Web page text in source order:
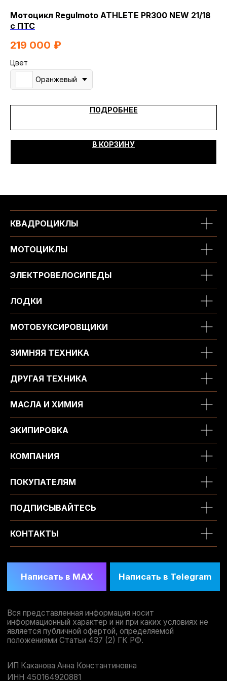
Мотоцикл Regulmoto ATHLETE PR300 NEW 21/18
с ПТС
219 000 ₽
Цвет
Оранжевый
ПОДРОБНЕЕ
В КОРЗИНУ
КВАДРОЦИКЛЫ
МОТОЦИКЛЫ
ЭЛЕКТРОВЕЛОСИПЕДЫ
ЛОДКИ
МОТОБУКСИРОВЩИКИ
ЗИМНЯЯ ТЕХНИКА
ДРУГАЯ ТЕХНИКА
МАСЛА И ХИМИЯ
ЭКИПИРОВКА
КОМПАНИЯ
ПОКУПАТЕЛЯМ
ПОДПИСЫВАЙТЕСЬ
КОНТАКТЫ